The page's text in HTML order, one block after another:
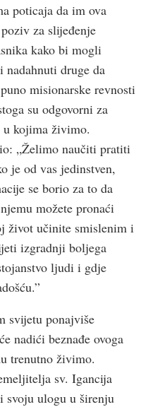
poticaja da im ova
za slijeđenje
kako bi mogli
druge da
misionarske revnosti
su odgovorni za
kojima živimo.
„Želimo naučiti pratiti
je od vas jedinstven,
se borio za to da
možete pronaći
život učinite smislenim i
izgradnji boljega
ljudi i gdje
svijetu ponajviše
nadići beznađe ovoga
trenutno živimo.
sv. Igancija
svoju ulogu u širenju